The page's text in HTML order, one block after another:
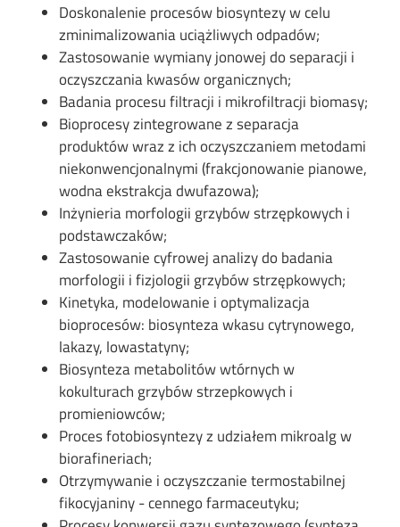
Doskonalenie procesów biosyntezy w celu
zminimalizowania uciążliwych odpadów;
Zastosowanie wymiany jonowej do separacji i
oczyszczania kwasów organicznych;
Badania procesu filtracji i mikrofiltracji biomasy;
Bioprocesy zintegrowane z separacja
produktów wraz z ich oczyszczaniem metodami
niekonwencjonalnymi (frakcjonowanie pianowe,
wodna ekstrakcja dwufazowa);
Inżynieria morfologii grzybów strzępkowych i
podstawczaków;
Zastosowanie cyfrowej analizy do badania
morfologii i fizjologii grzybów strzępkowych;
Kinetyka, modelowanie i optymalizacja
bioprocesów: biosynteza wkasu cytrynowego,
lakazy, lowastatyny;
Biosynteza metabolitów wtórnych w
kokulturach grzybów strzepkowych i
promieniowców;
Proces fotobiosyntezy z udziałem mikroalg w
biorafineriach;
Otrzymywanie i oczyszczanie termostabilnej
fikocyjaniny - cennego farmaceutyku;